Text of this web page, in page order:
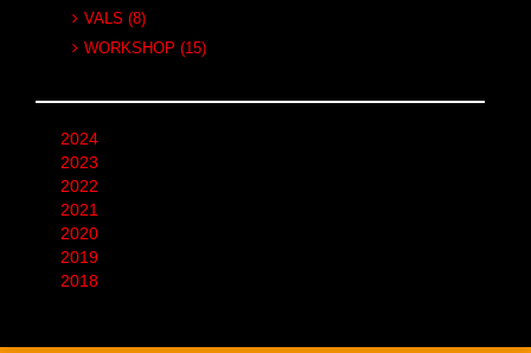
VALS (8)
WORKSHOP (15)
2024
2023
2022
2021
2020
2019
2018